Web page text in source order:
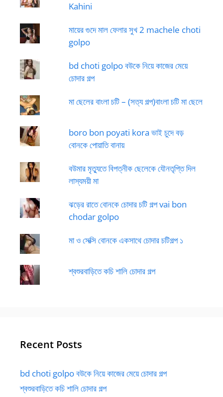
Kahini
মায়ের গুদে মাল ফেলার সুখ 2 machele choti
golpo
bd choti golpo বউকে নিয়ে কাজের মেয়ে
চোদার গল্প
মা ছেলের বাংলা চটি – (সত্য গল্প)বাংলা চটি মা ছেলে
boro bon poyati kora ভাই চুদে বড়
বোনকে পোয়াতি বানায়
বউমার মৃত্যুতে বিপত্নীক ছেলেকে যৌনতৃপ্তি দিল
লাস্যময়ী মা
ঝড়ের রাতে বোনকে চোদার চটি গল্প vai bon
chodar golpo
মা ও সেক্সি বোনকে একসাথে চোদার চটিগল্প ১
শ্বশুরবাড়িতে কচি শালি চোদার গল্প
Recent Posts
bd choti golpo বউকে নিয়ে কাজের মেয়ে চোদার গল্প
শ্বশুরবাড়িতে কচি শালি চোদার গল্প